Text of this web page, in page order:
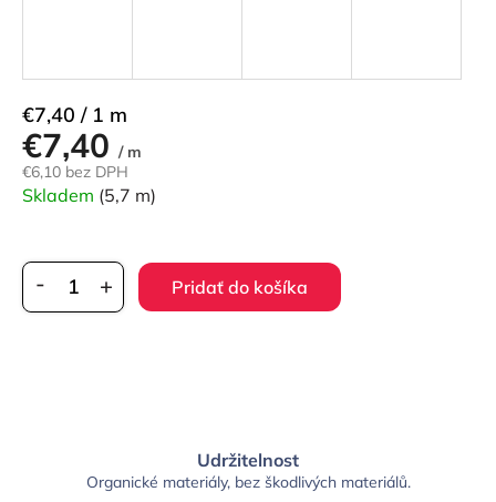
€7,40 / m
€6,10 bez DPH
Jednotková
cena:
€7,40 / 1 m
Skladem (5,7 m)
Pridať do košíka
Udržitelnost
Organické materiály, bez škodlivých materiálů.